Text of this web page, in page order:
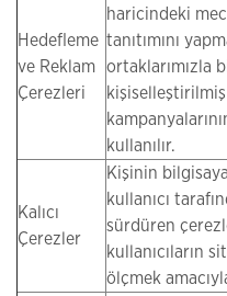
Hedefleme
ve Reklam
Çerezleri
haricindeki
tanıtımını
ortaklarımızla
kullanılır.
Kalıcı
Çerezler
Kişinin
kullanıcı
sürdüren
kullanıcıların
ölçmek